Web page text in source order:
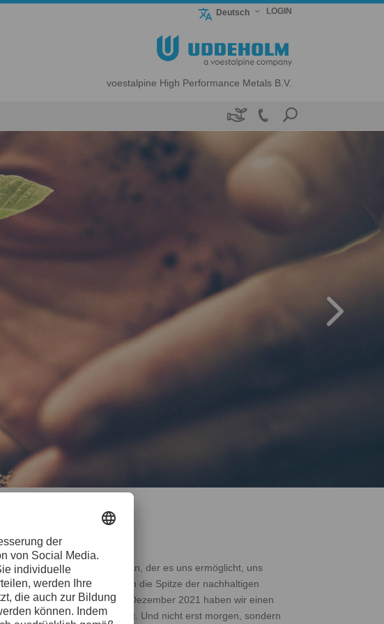
Deutsch LOGIN
voestalpine High Performance Metals B.V.

Produktionsstandard an, der es uns ermöglicht, uns
Entwicklung haben uns an die Spitze der nachhaltigen
Schritt zu tun. Mitte Dezember 2021 haben wir einen
das Unmögliche möglich ist. Und nicht erst morgen, sondern